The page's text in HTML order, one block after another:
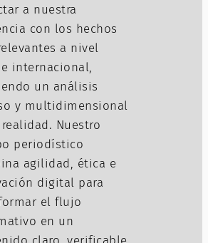
a nuestra
con los hechos
a nivel
internacional,
un análisis
y multidimensional
Nuestro
periodístico
agilidad, ética e
digital para
el flujo
en un